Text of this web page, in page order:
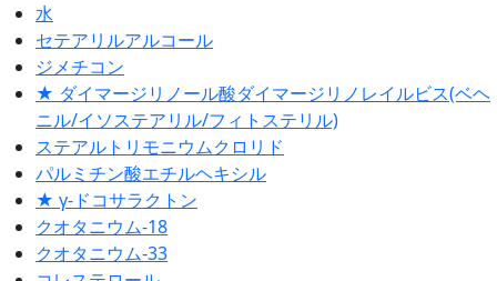
水
セテアリルアルコール
ジメチコン
★ ダイマージリノール酸ダイマージリノレイルビス(ベヘ
ニル/イソステアリル/フィトステリル)
ステアルトリモニウムクロリド
パルミチン酸エチルヘキシル
★ γ-ドコサラクトン
クオタニウム-18
クオタニウム-33